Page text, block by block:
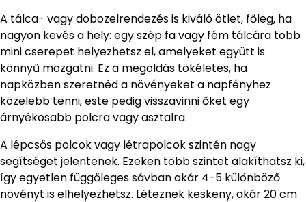
A tálca- vagy dobozelrendezés is kiváló ötlet, főleg, ha
nagyon kevés a hely: egy szép fa vagy fém tálcára több
mini cserepet helyezhetsz el, amelyeket együtt is
könnyű mozgatni. Ez a megoldás tökéletes, ha
napközben szeretnéd a növényeket a napfényhez
közelebb tenni, este pedig visszavinni őket egy
árnyékosabb polcra vagy asztalra.
A lépcsős polcok vagy létrapolcok szintén nagy
segítséget jelentenek. Ezeken több szintet alakíthatsz ki,
így egyetlen függőleges sávban akár 4-5 különböző
növényt is elhelyezhetsz. Léteznek keskeny, akár 20 cm